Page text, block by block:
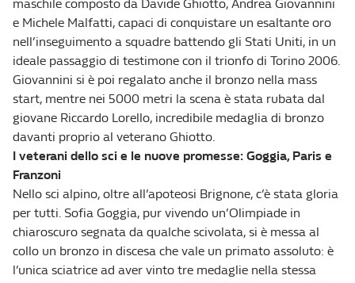
maschile composto da Davide Ghiotto, Andrea Giovannini
e Michele Malfatti, capaci di conquistare un esaltante oro
nell’inseguimento a squadre battendo gli Stati Uniti, in un
ideale passaggio di testimone con il trionfo di Torino 2006.
Giovannini si è poi regalato anche il bronzo nella mass
start, mentre nei 5000 metri la scena è stata rubata dal
giovane Riccardo Lorello, incredibile medaglia di bronzo
davanti proprio al veterano Ghiotto.
I veterani dello sci e le nuove promesse: Goggia, Paris e
Franzoni
Nello sci alpino, oltre all’apoteosi Brignone, c’è stata gloria
per tutti. Sofia Goggia, pur vivendo un’Olimpiade in
chiaroscuro segnata da qualche scivolata, si è messa al
collo un bronzo in discesa che vale un primato assoluto: è
l’unica sciatrice ad aver vinto tre medaglie nella stessa